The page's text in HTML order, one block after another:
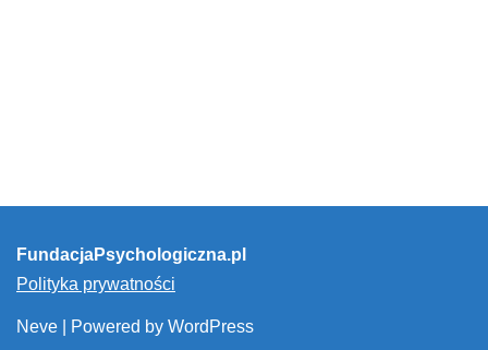
FundacjaPsychologiczna.pl
Polityka prywatności
Neve | Powered by WordPress